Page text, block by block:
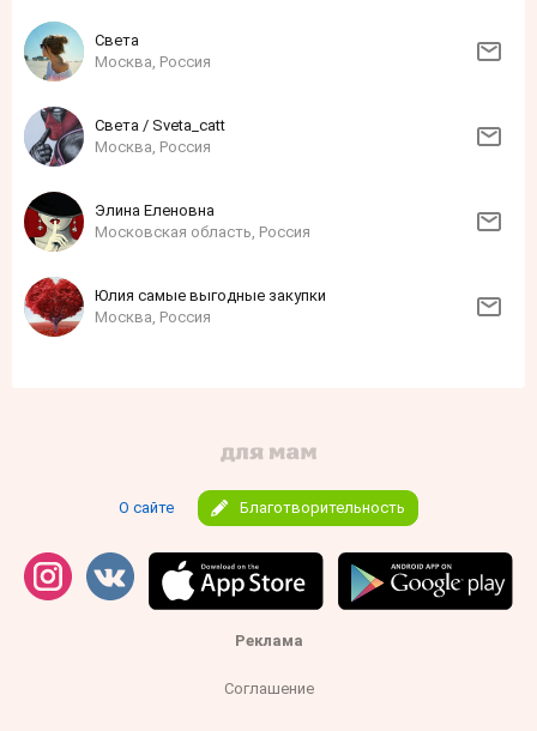
Света
Москва, Россия
Света / Sveta_catt
Москва, Россия
Элина Еленовна
Московская область, Россия
Юлия самые выгодные закупки
Москва, Россия
О сайте Благотворительность
Реклама
Соглашение